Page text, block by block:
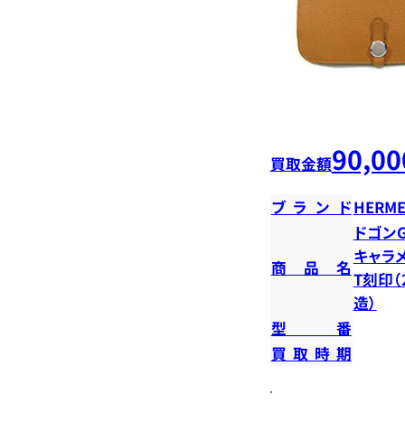
買取金額
ブランド
商品名
ドゴン
キャラ
T刻印
造）
型番
買取時期